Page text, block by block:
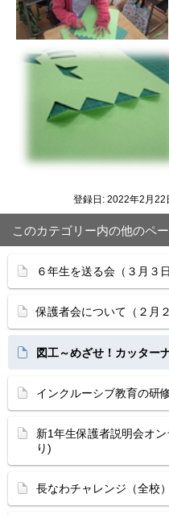
登録日: 2022年2月
このカテゴリー内の他のペ
６年生を送る会（３月３日
保護者会について（２月
図工～めざせ！カッター
インクルーシブ教育の研
新1年生保護者説明会オ
り)
長なわチャレンジ（全校）